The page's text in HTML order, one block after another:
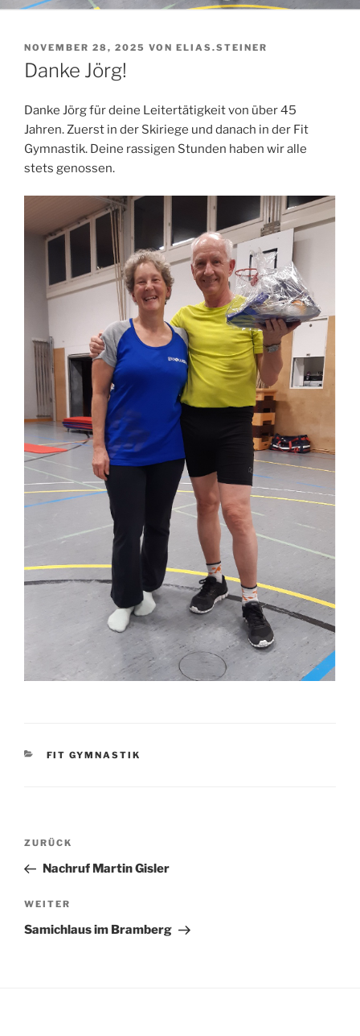
VERÖFFENTLICHT
AM
NOVEMBER 28, 2025 VON ELIAS.STEINER
Danke Jörg!
Danke Jörg für deine Leitertätigkeit von über 45
Jahren. Zuerst in der Skiriege und danach in der Fit
Gymnastik. Deine rassigen Stunden haben wir alle
stets genossen.
KATEGORIEN
FIT GYMNASTIK
Beitragsnavigation
Vorheriger
Beitrag
ZURÜCK
Nachruf Martin Gisler
Nächster
Beitrag
WEITER
Samichlaus im Bramberg